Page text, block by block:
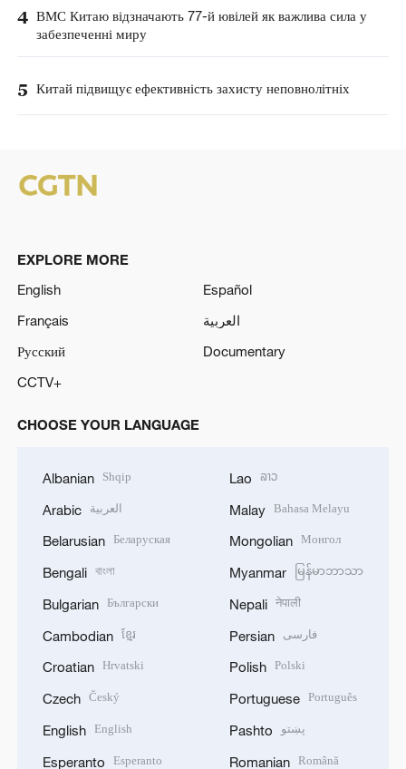
4 ВМС Китаю відзначають 77-й ювілей як важлива сила у
забезпеченні миру
5 Китай підвищує ефективність захисту неповнолітніх
EXPLORE MORE
English
Español
Français
العربية
Русский
Documentary
CCTV+
CHOOSE YOUR LANGUAGE
Albanian Shqip
Arabic العربية
Belarusian Беларуская
Bengali বাংলা
Bulgarian Български
Cambodian ខ្មែរ
Croatian Hrvatski
Czech Český
English English
Esperanto Esperanto
Lao ລາວ
Malay Bahasa Melayu
Mongolian Монгол
Myanmar မြန်မာဘာသာ
Nepali नेपाली
Persian فارسی
Polish Polski
Portuguese Português
Pashto پښتو
Romanian Română